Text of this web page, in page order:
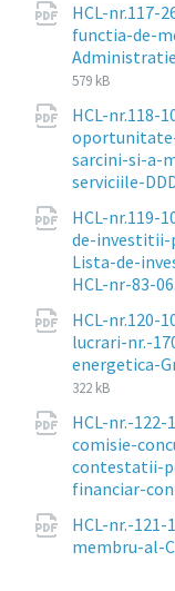
HCL-nr.117-
functia-de-
579 kB
HCL-nr.118-
sarcini-si-a-
serviciile-
HCL-nr.119-
de-investitii-
Lista-de-
HCL-nr-83-
HCL-nr.120-
lucrari-nr.-
energetica-
File
322 kB
HCL-nr.-
comisie-
contestatii-
financiar-
HCL-nr.-
membru-al-